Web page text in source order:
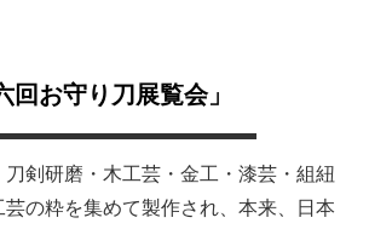
回お守り刀展覧会」
刀剣研磨・木工芸・金工・漆芸・組紐
芸の粋を集めて製作され、本来、日本